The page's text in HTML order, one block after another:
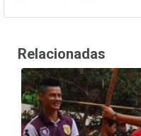
Relacionadas